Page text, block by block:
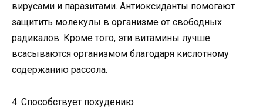
вирусами и паразитами. Антиоксиданты помогают
защитить молекулы в организме от свободных
радикалов. Кроме того, эти витамины лучше
всасываются организмом благодаря кислотному
содержанию рассола.
4. Способствует похудению